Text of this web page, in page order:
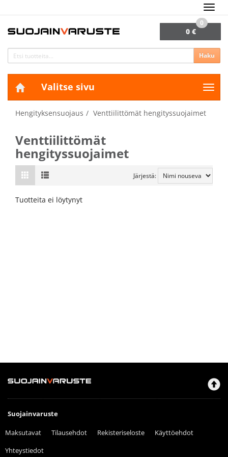
0 €
0
Haku
Valitse sivu
Hengityksensuojaus Venttiilittömät hengityssuojaimet
Venttiilittömät
hengityssuojaimet
Järjestä:
Tuotteita ei löytynyt
Suojainvaruste
Maksutavat Tilausehdot Rekisteriseloste
Käyttöehdot
Yhteystiedot